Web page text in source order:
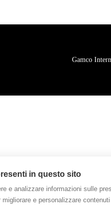
Gamco
in questo sito
e analizzare informazioni sulle
e personalizzare